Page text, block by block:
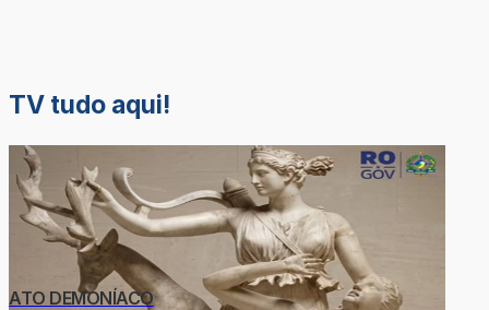
TV tudo aqui!
ATO DEMONÍACO